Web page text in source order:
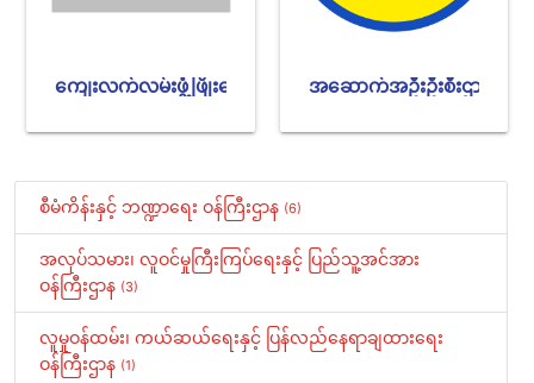
ကျေးလက်လမ်းဖွံ့ဖြိုးရေးဦးစီးဌာနအဆောက်အဦးဦးစီးဌာန
စီမံကိန်းနှင့် ဘဏ္ဍာရေး ဝန်ကြီးဌာန (6)
အလုပ်သမား၊ လူဝင်မှုကြီးကြပ်ရေးနှင့် ပြည်သူ့အင်အား
ဝန်ကြီးဌာန (3)
လူမှုဝန်ထမ်း၊ ကယ်ဆယ်ရေးနှင့် ပြန်လည်နေရာချထားရေး
ဝန်ကြီးဌာန (1)